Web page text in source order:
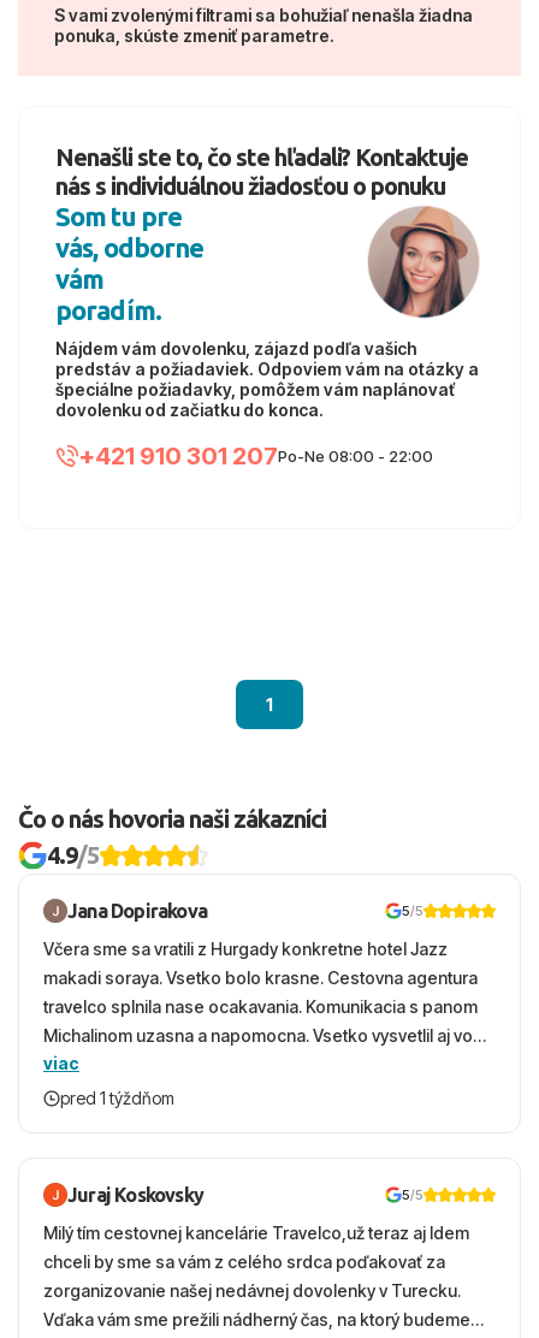
S vami zvolenými filtrami sa bohužiaľ nenašla žiadna
ponuka, skúste zmeniť parametre.
Nenašli ste to, čo ste hľadali? Kontaktuje
nás s individuálnou žiadosťou o ponuku
Som tu pre
vás, odborne
vám
poradím.
Nájdem vám dovolenku, zájazd podľa vašich
predstáv a požiadaviek. Odpoviem vám na otázky a
špeciálne požiadavky, pomôžem vám naplánovať
dovolenku od začiatku do konca.
+421 910 301 207Po-Ne 08:00 - 22:00
1
Čo o nás hovoria naši zákazníci
4.9/5
Jana Dopirakova 5/5
Včera sme sa vratili z Hurgady konkretne hotel Jazz
makadi soraya. Vsetko bolo krasne. Cestovna agentura
travelco splnila nase ocakavania. Komunikacia s panom
Michalinom uzasna a napomocna. Vsetko vysvetlil aj vo
vecernych hodinach zaco sa ospravedlnujem. Hotel
krasny, cisty. Sluzby top. Strava, prostredie, more,
viac
pred 1 týždňom
Juraj Koskovsky 5/5
Milý tím cestovnej kancelárie Travelco,už teraz aj Idem
chceli by sme sa vám z celého srdca poďakovať za
zorganizovanie našej nedávnej dovolenky v Turecku.
Vďaka vám sme prežili nádherný čas, na ktorý budeme